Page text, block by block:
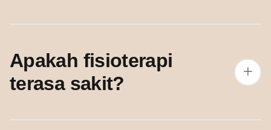
Apakah fisioterapi
terasa sakit?